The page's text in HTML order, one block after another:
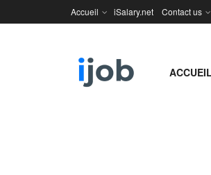
Accueil iSalary.net Contact us